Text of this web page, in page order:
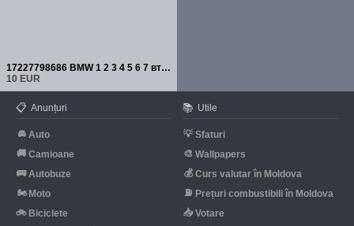
17227798686 BMW 1 2 3 4 5 6 7 втулка-проставка для маслоохлаждающей трубки
10 EUR
📋 Anunțuri
🚘 Auto
🚚 Camioane
🚌 Autobuze
🏍 Moto
🚲 Biciclete
📚 Utile
💡 Sfaturi
🎨 Wallpapers
💰 Curs valutar în Moldova
⛽ Prețuri combustibili în Moldova
📥 Votare